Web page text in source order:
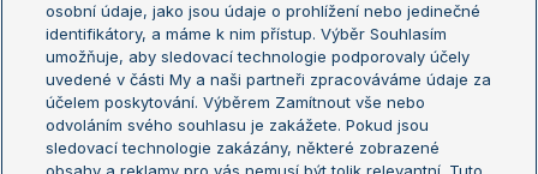
Žebříček WTA (ženy)
Sázkařský žebříček
French Open
Wimbledon
US Open
Turnaj mistrů
Turnaj mistryň
osobní údaje, jako jsou údaje o prohlížení nebo jedinečné
identifikátory, a máme k nim přístup. Výběr Souhlasím
umožňuje, aby sledovací technologie podporovaly účely
uvedené v části My a naši partneři zpracováváme údaje za
účelem poskytování. Výběrem Zamítnout vše nebo
odvoláním svého souhlasu je zakážete. Pokud jsou
sledovací technologie zakázány, některé zobrazené